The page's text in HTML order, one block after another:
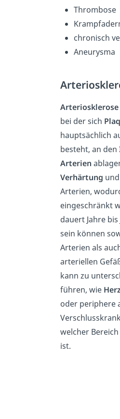
Thrombose
chronisch
Aneurysma
Arteriosklerose
bei der sich
hauptsächlich
besteht, an den
Arterien
Verhärtung und
Arterien,
eingeschränkt
dauert Jahre
sein können
Arterien als
arteriellen
kann zu
führen, wie
oder periphere
welcher
ist.